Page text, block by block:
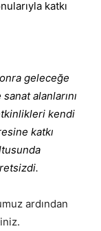
katkı
geleceğe
alanlarını
kendi
katkı
ardından